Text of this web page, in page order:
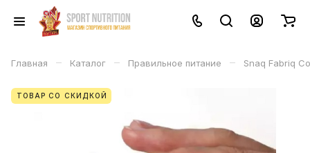
Главная – Каталог – Правильное питание – Snaq Fabriq
ТОВАР СО СКИДКОЙ